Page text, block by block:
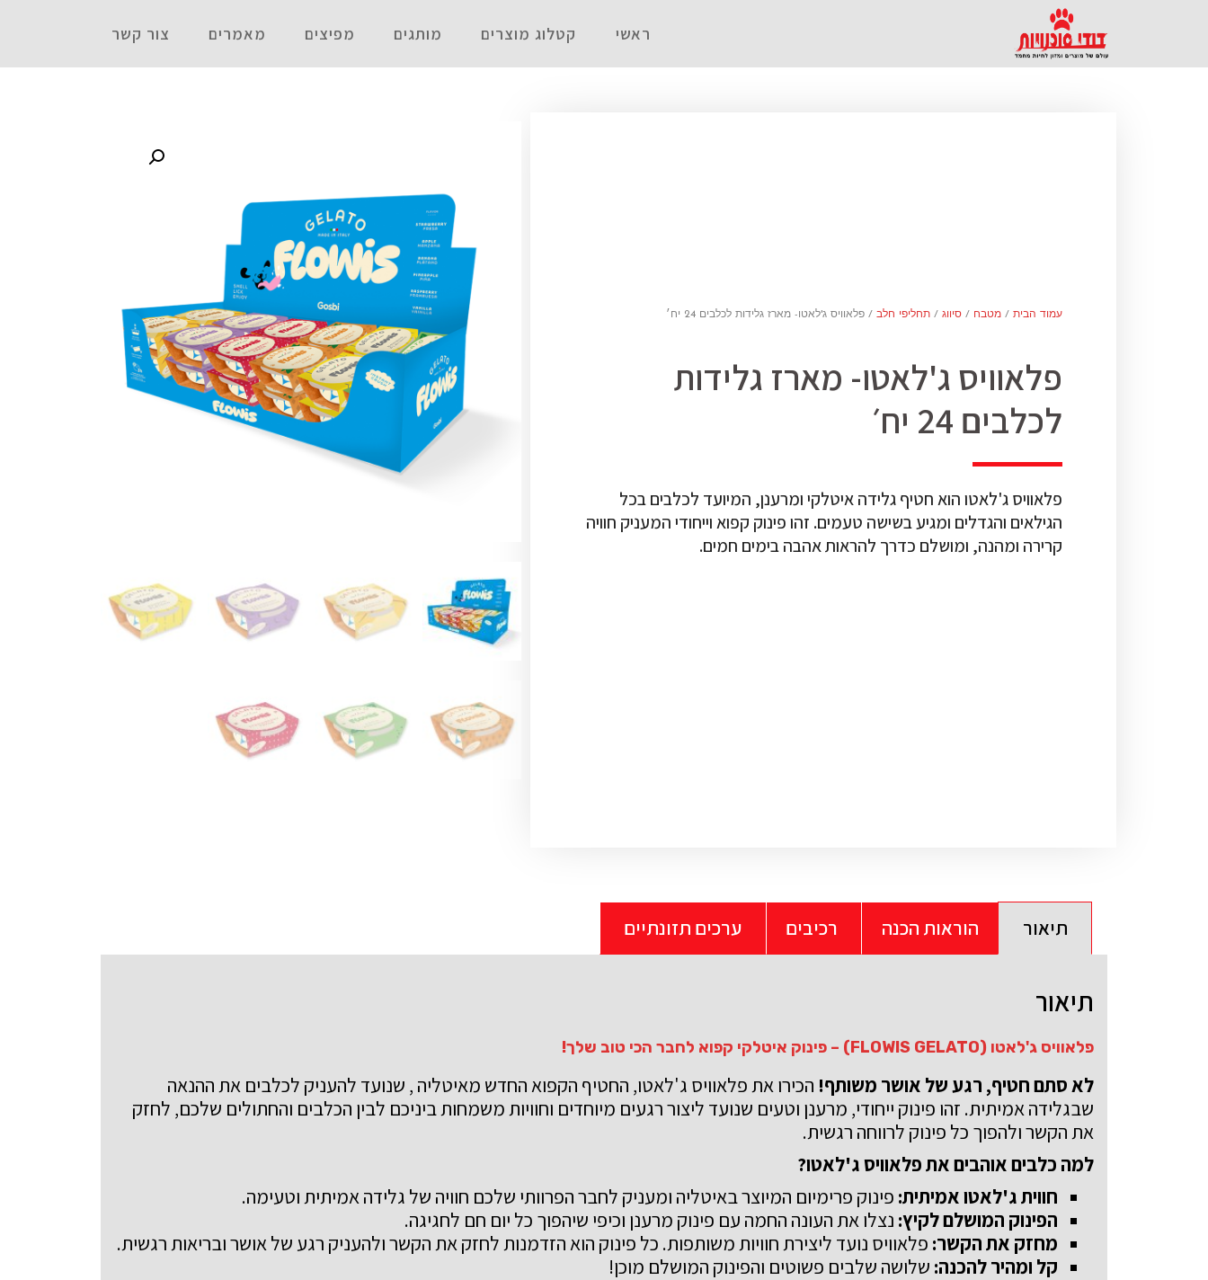
ראשי קטלוג מוצרים מותגים מפיצים מאמרים צור קשר
עמוד הבית / מטבח / סיווג / תחליפי חלב / פלאוויס ג'לאטו- מארז גלידות לכלבים 24 יח׳
פלאוויס ג'לאטו- מארז גלידות
לכלבים 24 יח׳
פלאוויס ג'לאטו הוא חטיף גלידה איטלקי ומרענן, המיועד לכלבים בכל
הגילאים והגדלים ומגיע בשישה טעמים. זהו פינוק קפוא וייחודי המעניק חוויה
קרירה ומהנה, ומושלם כדרך להראות אהבה בימים חמים.
תיאור הוראות הכנה רכיבים ערכים תזונתיים
תיאור
פלאוויס ג'לאטו (FLOWIS GELATO) – פינוק איטלקי קפוא לחבר הכי טוב שלך!
לא סתם חטיף, רגע של אושר משותף! הכירו את פלאוויס ג'לאטו, החטיף הקפוא החדש מאיטליה , שנועד להעניק לכלבים את ההנאה
שבגלידה אמיתית. זהו פינוק ייחודי, מרענן וטעים שנועד ליצור רגעים מיוחדים וחוויות משמחות ביניכם לבין הכלבים והחתולים שלכם, לחזק
את הקשר ולהפוך כל פינוק לרווחה רגשית.
למה כלבים אוהבים את פלאוויס ג'לאטו?
חווית ג'לאטו אמיתית: פינוק פרימיום המיוצר באיטליה ומעניק לחבר הפרוותי שלכם חוויה של גלידה אמיתית וטעימה.
הפינוק המושלם לקיץ: נצלו את העונה החמה עם פינוק מרענן וכיפי שיהפוך כל יום חם לחגיגה.
מחזק את הקשר: פלאוויס נועד ליצירת חוויות משותפות. כל פינוק הוא הזדמנות לחזק את הקשר ולהעניק רגע של אושר ובריאות רגשית.
קל ומהיר להכנה: שלושה שלבים פשוטים והפינוק המושלם מוכן!